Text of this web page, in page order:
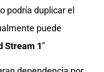
podría duplicar el
puede
Stream 1”